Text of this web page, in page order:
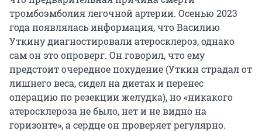
тромбоэмболия легочной артерии. Осенью 2023
года появлялась информация, что Василию
Уткину диагностировали атеросклероз, однако
сам он это опроверг. Он говорил, что ему
предстоит очередное похудение (Уткин страдал от
лишнего веса, сидел на диетах и перенес
операцию по резекции желудка), но «никакого
атеросклероза не было, нет и не видно на
горизонте», а сердце он проверяет регулярно.